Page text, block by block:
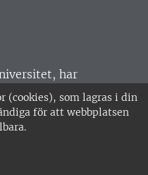
(cookies), som lagras i din
för att webbplatsen
har
Huvudorter är
SLU är
•
2817 •